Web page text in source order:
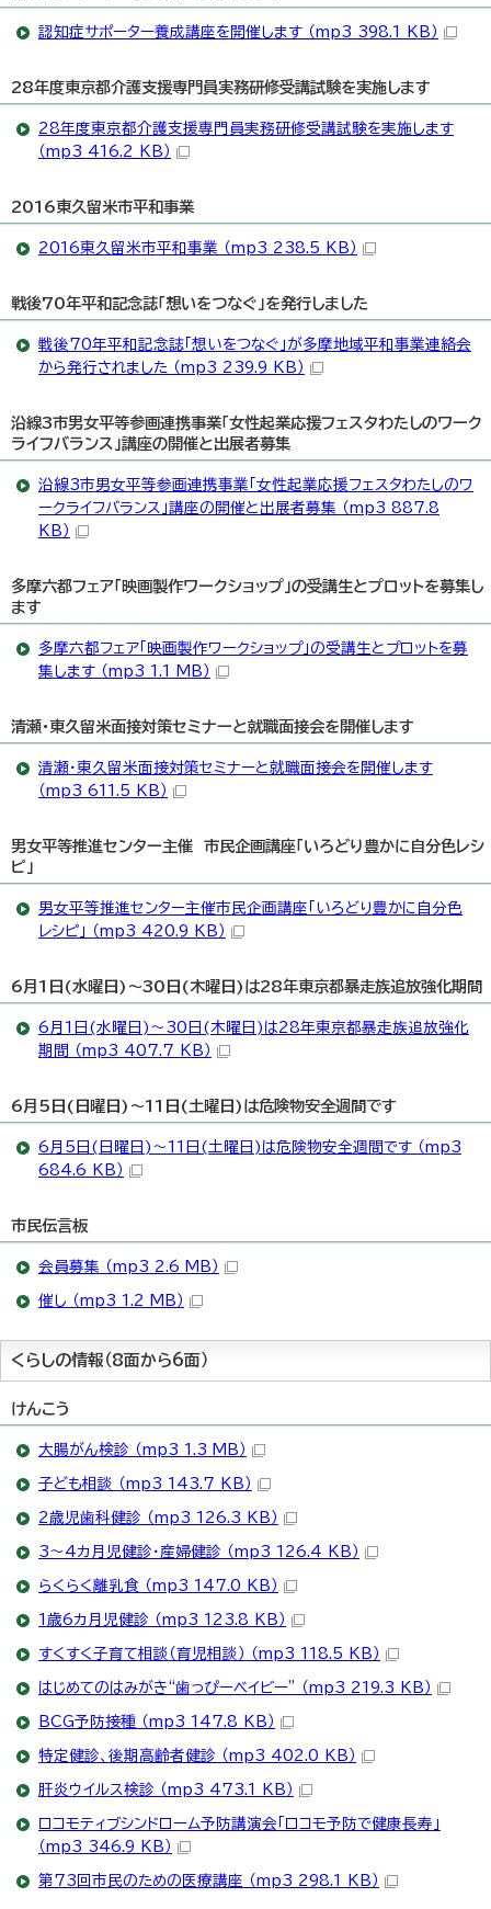
認知症サポーター養成講座を開催します （mp3 398.1 KB）
28年度東京都介護支援専門員実務研修受講試験を実施します
28年度東京都介護支援専門員実務研修受講試験を実施します
（mp3 416.2 KB）
2016東久留米市平和事業
2016東久留米市平和事業 （mp3 238.5 KB）
戦後70年平和記念誌「想いをつなぐ」を発行しました
戦後70年平和記念誌「想いをつなぐ」が多摩地域平和事業連絡会
から発行されました （mp3 239.9 KB）
沿線3市男女平等参画連携事業「女性起業応援フェスタわたしのワーク
ライフバランス」講座の開催と出展者募集
沿線3市男女平等参画連携事業「女性起業応援フェスタわたしのワ
ークライフバランス」講座の開催と出展者募集 （mp3 887.8
KB）
多摩六都フェア「映画製作ワークショップ」の受講生とプロットを募集し
ます
多摩六都フェア「映画製作ワークショップ」の受講生とプロットを募
集します （mp3 1.1 MB）
清瀬・東久留米面接対策セミナーと就職面接会を開催します
清瀬・東久留米面接対策セミナーと就職面接会を開催します
（mp3 611.5 KB）
男女平等推進センター主催 市民企画講座「いろどり豊かに自分色レシ
ピ」
男女平等推進センター主催市民企画講座「いろどり豊かに自分色
レシピ」 （mp3 420.9 KB）
6月1日(水曜日)～30日(木曜日)は28年東京都暴走族追放強化期間
6月1日(水曜日)～30日(木曜日)は28年東京都暴走族追放強化
期間 （mp3 407.7 KB）
6月5日(日曜日)～11日(土曜日)は危険物安全週間です
6月5日(日曜日)～11日(土曜日)は危険物安全週間です （mp3
684.6 KB）
市民伝言板
会員募集 （mp3 2.6 MB）
催し （mp3 1.2 MB）
くらしの情報（8面から6面）
けんこう
大腸がん検診 （mp3 1.3 MB）
子ども相談 （mp3 143.7 KB）
2歳児歯科健診 （mp3 126.3 KB）
3～4カ月児健診・産婦健診 （mp3 126.4 KB）
らくらく離乳食 （mp3 147.0 KB）
1歳6カ月児健診 （mp3 123.8 KB）
すくすく子育て相談（育児相談） （mp3 118.5 KB）
はじめてのはみがき“歯っぴーベイビー” （mp3 219.3 KB）
BCG予防接種 （mp3 147.8 KB）
特定健診、後期高齢者健診 （mp3 402.0 KB）
肝炎ウイルス検診 （mp3 473.1 KB）
ロコモティブシンドローム予防講演会「ロコモ予防で健康長寿」
（mp3 346.9 KB）
第73回市民のための医療講座 （mp3 298.1 KB）